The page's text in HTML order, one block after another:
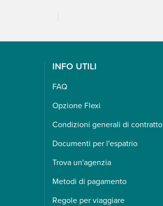
INFO UTILI
FAQ
Opzione Flexi
Condizioni generali di contratto
Documenti per l'espatrio
Trova un'agenzia
Metodi di pagamento
Regole per viaggiare